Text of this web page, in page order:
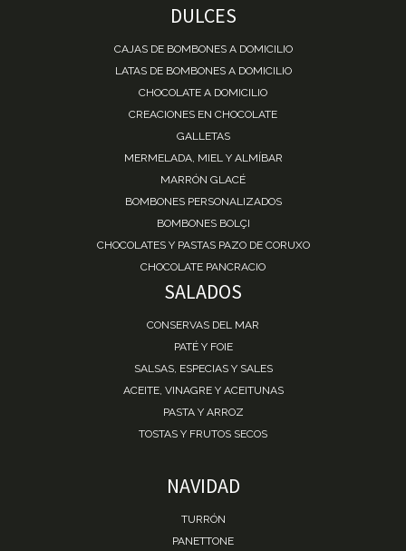
DULCES
CAJAS DE BOMBONES A DOMICILIO
LATAS DE BOMBONES A DOMICILIO
CHOCOLATE A DOMICILIO
CREACIONES EN CHOCOLATE
GALLETAS
MERMELADA, MIEL Y ALMÍBAR
MARRÓN GLACÉ
BOMBONES PERSONALIZADOS
BOMBONES BOLÇI
CHOCOLATES Y PASTAS PAZO DE CORUXO
CHOCOLATE PANCRACIO
SALADOS
CONSERVAS DEL MAR
PATÉ Y FOIE
SALSAS, ESPECIAS Y SALES
ACEITE, VINAGRE Y ACEITUNAS
PASTA Y ARROZ
TOSTAS Y FRUTOS SECOS
NAVIDAD
TURRÓN
PANETTONE